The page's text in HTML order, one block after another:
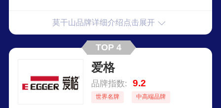
莫干山品牌详细介绍点击展开
TOP 4
爱格
品牌指数: 9.2
世界名牌 中高端品牌